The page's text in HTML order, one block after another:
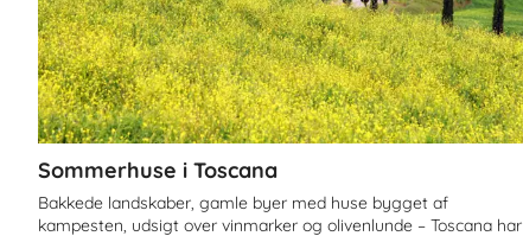
Sommerhuse i Toscana
Bakkede landskaber, gamle byer med huse bygget af
kampesten, udsigt over vinmarker og olivenlunde – Toscana har